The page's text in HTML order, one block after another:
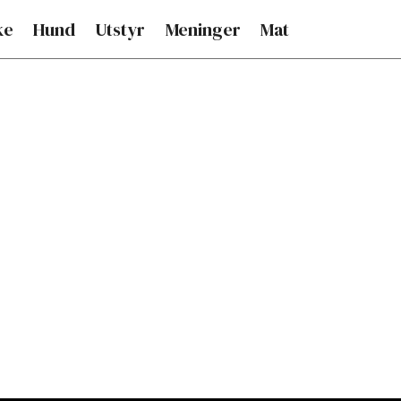
Hund Utstyr Meninger Mat